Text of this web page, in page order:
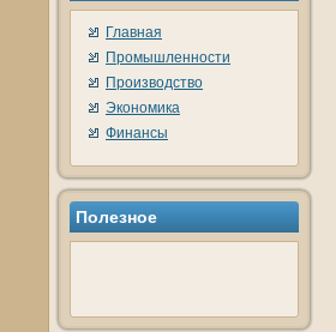
Главная
Промышленности
Производство
Экономика
Финансы
Полезное